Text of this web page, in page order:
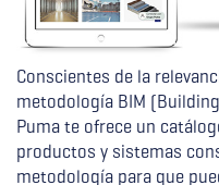
Conscientes de la
metodología BIM
Puma te ofrece un
productos y sistemas
metodología para que